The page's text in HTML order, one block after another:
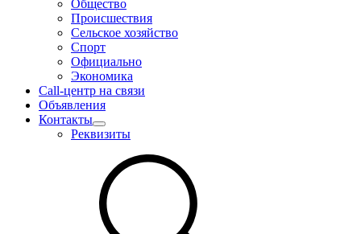
Общество
Происшествия
Сельское хозяйство
Спорт
Официально
Экономика
Call-центр на связи
Объявления
Контакты
Реквизиты